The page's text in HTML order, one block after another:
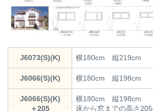
J6073(S)(K) 横180cm 縦219cm
J6066(S)(K) 横180cm 縦198cm
J6066(S)(K)
＋205
横180cm 縦198cm
床から窓までの高さ